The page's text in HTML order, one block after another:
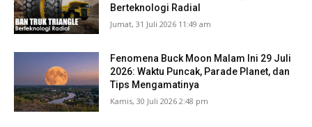
Berteknologi Radial
Jumat, 31 Juli 2026 11:49 am
Fenomena Buck Moon Malam Ini 29 Juli
2026: Waktu Puncak, Parade Planet, dan
Tips Mengamatinya
Kamis, 30 Juli 2026 2:48 pm